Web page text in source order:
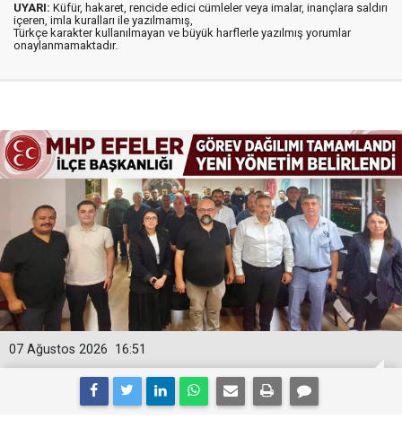
UYARI: Küfür, hakaret, rencide edici cümleler veya imalar, inançlara saldırı
içeren, imla kuralları ile yazılmamış,
Türkçe karakter kullanılmayan ve büyük harflerle yazılmış yorumlar
onaylanmamaktadır.
16:51
07 Ağustos 2026